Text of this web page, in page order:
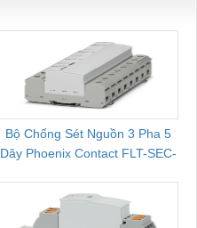
Bộ Chống Sét Nguồn 3 Pha 5
Dây Phoenix Contact FLT-SEC-